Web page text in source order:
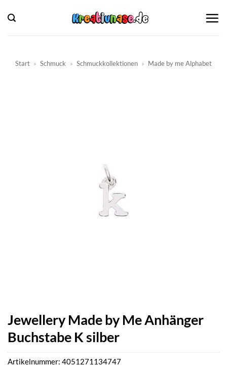
Inhalt
springen
Start » Schmuck » Schmuckkollektionen » Made by me Alphabet
Jewellery Made by Me Anhänger
Buchstabe K silber
Artikelnummer: 4051271134747